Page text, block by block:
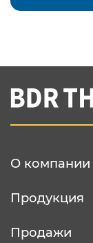
Вы
О компании
Продукция
Продажи